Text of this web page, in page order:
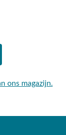
ons magazijn.